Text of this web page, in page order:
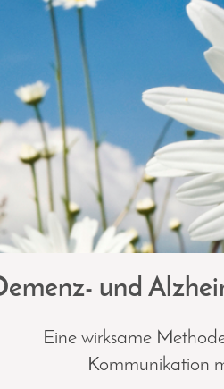
und
Eine wirksame
Kommunikation